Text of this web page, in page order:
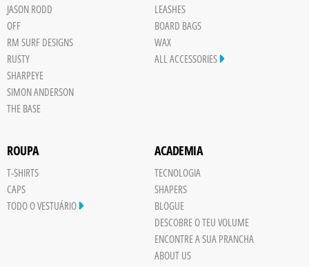
JASON RODD
OFF
RM SURF DESIGNS
RUSTY
SHARPEYE
SIMON ANDERSON
THE BASE
LEASHES
BOARD BAGS
WAX
ALL ACCESSORIES
ROUPA
T-SHIRTS
CAPS
TODO O VESTUÁRIO
ACADEMIA
TECNOLOGIA
SHAPERS
BLOGUE
DESCOBRE O TEU VOLUME
ENCONTRE A SUA PRANCHA
ABOUT US